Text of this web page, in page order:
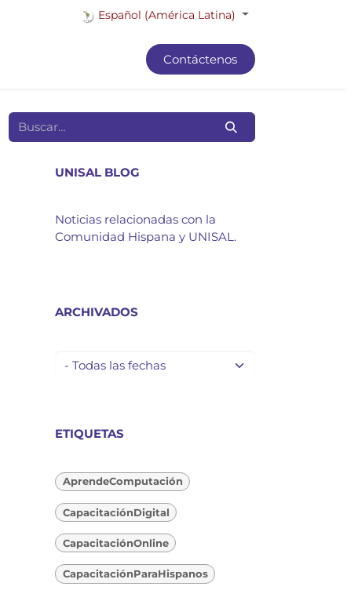
Español (América Latina)
Contáctenos
UNISAL BLOG
Noticias relacionadas con la
Comunidad Hispana y UNISAL.
ARCHIVADOS
ETIQUETAS
AprendeComputación
CapacitaciónDigital
CapacitaciónOnline
CapacitaciónParaHispanos